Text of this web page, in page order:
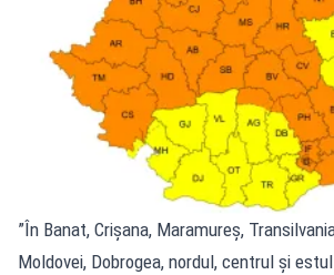
”În Banat, Crișana, Maramureș,
Moldovei, Dobrogea, nordul, centrul și